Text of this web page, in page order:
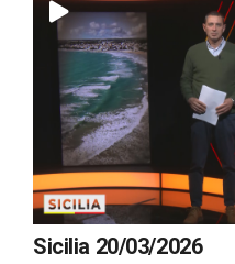
Sicilia 20/03/2026